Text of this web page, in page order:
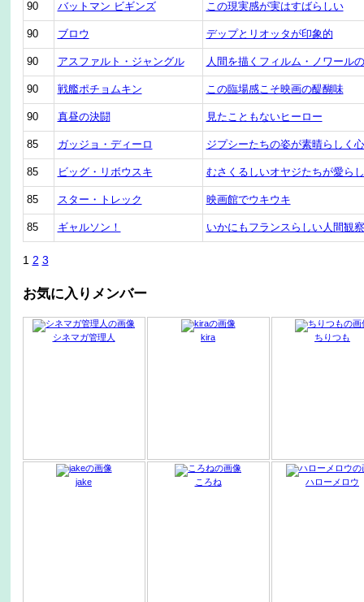
90 バットマン ビギンズ この現実感が実はすばらしい
90 ブロウ デップとリオッタが印象的
90 アスファルト・ジャングル 人間を描くフィルム・ノワール
90 戦艦ポチョムキン この臨場感こそ映画の醍醐味
90 真昼の決闘 見たこともないヒーロー
85 ガッジョ・ディーロ ジプシーたちの姿が素晴らしく
85 ビッグ・リボウスキ むさくるしいオヤジたちが愛ら
85 スター・トレック 映画館でウキウキ
85 ギャルソン！ いかにもフランスらしい人間観
1 2 3
お気に入りメンバー
シネマガ管理人 kira ちりつも
jake ころね ハローメロウ